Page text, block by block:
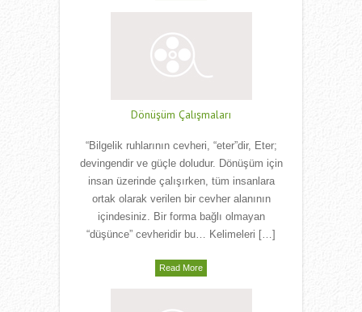
Dönüşüm Çalışmaları
“Bilgelik ruhlarının cevheri, “eter”dir, Eter;
devingendir ve güçle doludur. Dönüşüm için
insan üzerinde çalışırken, tüm insanlara
ortak olarak verilen bir cevher alanının
içindesiniz. Bir forma bağlı olmayan
“düşünce” cevheridir bu… Kelimeleri […]
Read More